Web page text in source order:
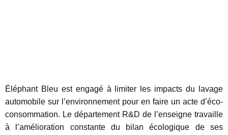
Éléphant Bleu est engagé à limiter les impacts du lavage
automobile sur l’environnement pour en faire un acte d’éco-
consommation. Le département R&D de l’enseigne travaille
à l’amélioration constante du bilan écologique de ses